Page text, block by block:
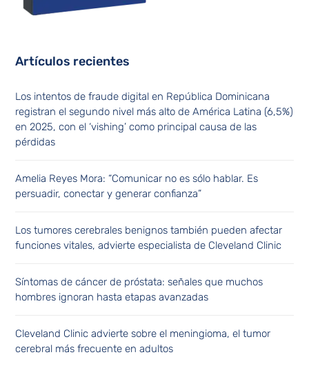
Artículos recientes
Los intentos de fraude digital en República Dominicana
registran el segundo nivel más alto de América Latina (6,5%)
en 2025, con el ‘vishing’ como principal causa de las
pérdidas
Amelia Reyes Mora: “Comunicar no es sólo hablar. Es
persuadir, conectar y generar confianza”
Los tumores cerebrales benignos también pueden afectar
funciones vitales, advierte especialista de Cleveland Clinic
Síntomas de cáncer de próstata: señales que muchos
hombres ignoran hasta etapas avanzadas
Cleveland Clinic advierte sobre el meningioma, el tumor
cerebral más frecuente en adultos